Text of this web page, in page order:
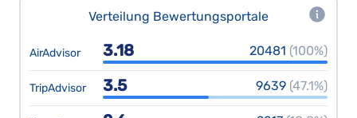
Verteilung Bewertungsportale
AirAdvisor 3.18 20481 (100%)
TripAdvisor 3.5 9639 (47.1%)